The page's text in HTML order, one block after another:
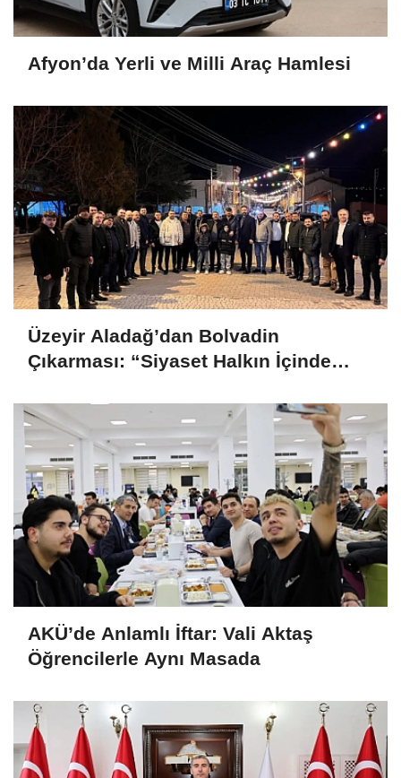
Afyon’da Yerli ve Milli Araç Hamlesi
Üzeyir Aladağ’dan Bolvadin
Çıkarması: “Siyaset Halkın İçinde
AKÜ’de Anlamlı İftar: Vali Aktaş
Öğrencilerle Aynı Masada